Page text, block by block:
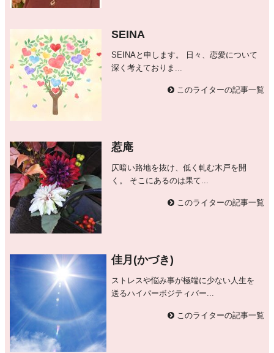
SEINA
SEINAと申します。 日々、恋愛について
深く考えておりま...
このライターの記事一覧
惹庵
仄暗い路地を抜け、低く軋む木戸を開
く。 そこにあるのは果て...
このライターの記事一覧
佳月(かづき)
ストレスや悩み事が極端に少ない人生を
送るハイパーボジティバー...
このライターの記事一覧